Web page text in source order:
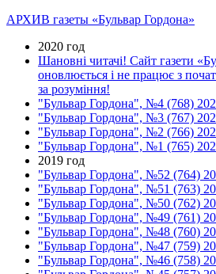
АРХИВ газеты «Бульвар Гордона»
2020 год
Шановні читачі! Сайт газети
оновлюється і не працює з
за розуміння!
"Бульвар Гордона", №4 (768)
"Бульвар Гордона", №3 (767)
"Бульвар Гордона", №2 (766)
"Бульвар Гордона", №1 (765)
2019 год
"Бульвар Гордона", №52 (764)
"Бульвар Гордона", №51 (763)
"Бульвар Гордона", №50 (762)
"Бульвар Гордона", №49 (761)
"Бульвар Гордона", №48 (760)
"Бульвар Гордона", №47 (759)
"Бульвар Гордона", №46 (758)